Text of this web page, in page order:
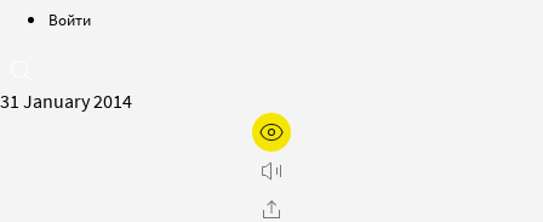
Войти
31 January 2014